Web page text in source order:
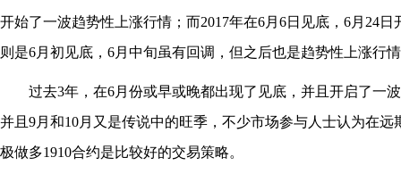
开始了一波趋势性上涨行情；而2017年在6月6日见底，6月24日
则是6月初见底，6月中旬虽有回调，但之后也是趋势性上涨行
过去3年，在6月份或早或晚都出现了见底，并且开启了一
并且9月和10月又是传说中的旺季，不少市场参与人士认为在远
极做多1910合约是比较好的交易策略。